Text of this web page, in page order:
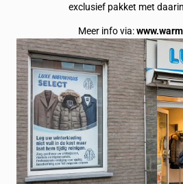
exclusief pakket met
Meer info via: